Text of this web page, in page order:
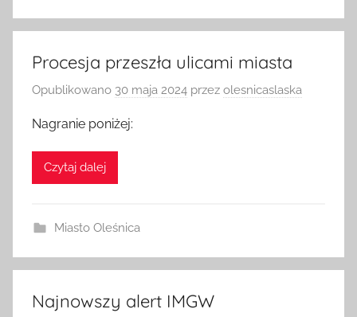
Procesja przeszła ulicami miasta
Opublikowano 30 maja 2024 przez olesnicaslaska
Nagranie poniżej:
Czytaj dalej
Miasto Oleśnica
Najnowszy alert IMGW